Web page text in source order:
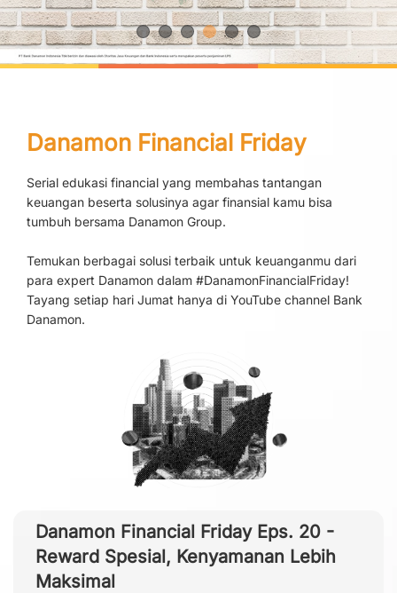
Danamon Financial Friday
Serial edukasi financial yang membahas tantangan
keuangan beserta solusinya agar finansial kamu bisa
tumbuh bersama Danamon Group.
Temukan berbagai solusi terbaik untuk keuanganmu dari
para expert Danamon dalam #DanamonFinancialFriday!
Tayang setiap hari Jumat hanya di YouTube channel Bank
Danamon.
Danamon Financial Friday Eps. 20 -
Reward Spesial, Kenyamanan Lebih
Maksimal